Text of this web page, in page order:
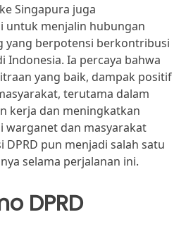
Singapura juga
untuk menjalin hubungan
yang berpotensi berkontribusi
Indonesia. Ia percaya bahwa
yang baik, dampak positif
terutama dalam
kerja dan meningkatkan
warganet dan masyarakat
pun menjadi salah satu
selama perjalanan ini.
DPRD